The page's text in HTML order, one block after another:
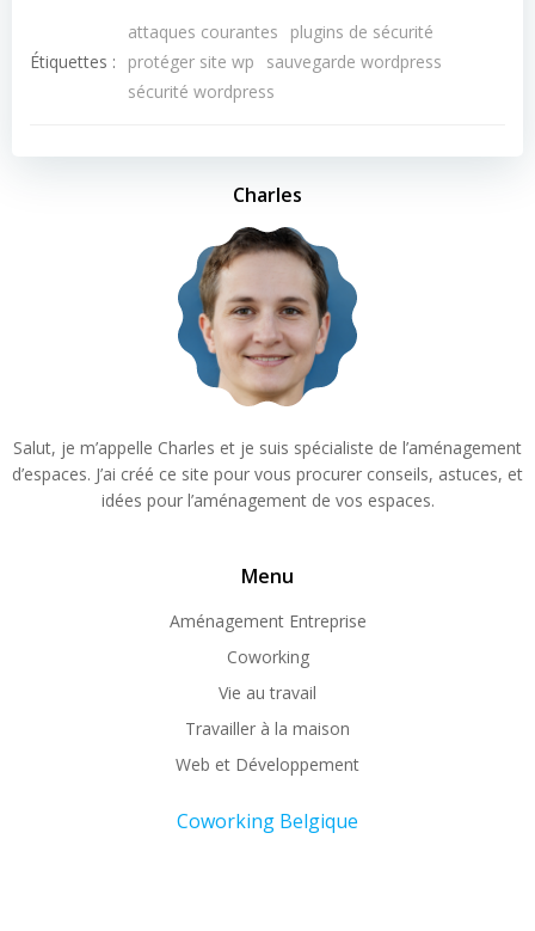
Étiquettes :
attaques courantes
plugins de sécurité
protéger site wp
sauvegarde wordpress
sécurité wordpress
Charles
Salut, je m’appelle Charles et je suis spécialiste de l’aménagement
d’espaces. J’ai créé ce site pour vous procurer conseils, astuces, et
idées pour l’aménagement de vos espaces.
Menu
Aménagement Entreprise
Coworking
Vie au travail
Travailler à la maison
Web et Développement
Coworking Belgique